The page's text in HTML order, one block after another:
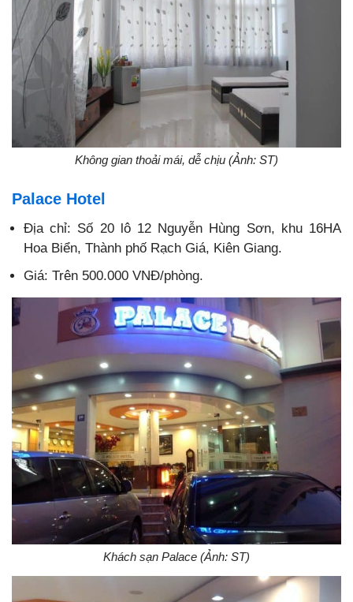
Không gian thoải mái, dễ chịu (Ảnh: ST)
Palace Hotel
Địa chỉ: Số 20 lô 12 Nguyễn Hùng Sơn, khu 16HA
Hoa Biển, Thành phố Rạch Giá, Kiên Giang.
Giá: Trên 500.000 VNĐ/phòng.
Khách sạn Palace (Ảnh: ST)